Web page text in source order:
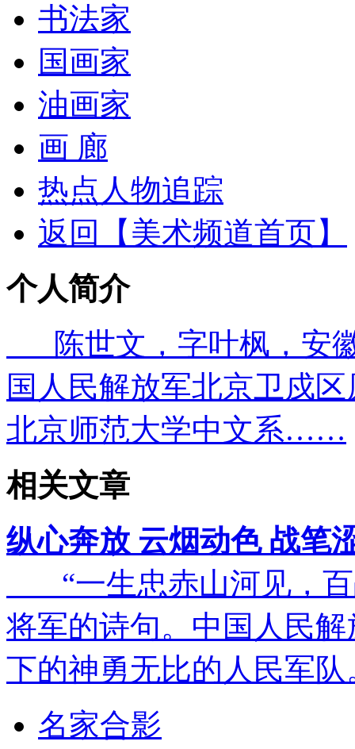
书法家
国画家
油画家
画 廊
热点人物追踪
返回【美术频道首页】
个人简介
陈世文，字叶枫，安
国人民解放军北京卫戍
北京师范大学中文系……
相关文章
纵心奔放 云烟动色 战笔
“一生忠赤山河见，百
将军的诗句。中国人民
下的神勇无比的人民军
名家合影